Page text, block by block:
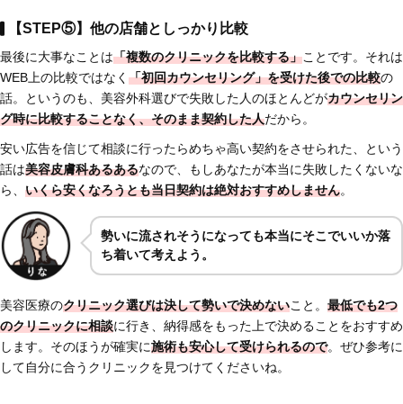
【STEP⑤】他の店舗としっかり比較
最後に大事なことは「複数のクリニックを比較する」ことです。それは
WEB上の比較ではなく 「初回カウンセリング」を受けた後での比較の
話。というのも、美容外科選びで失敗した人のほとんどがカウンセリン
グ時に比較することなく、そのまま契約した人だから。
安い広告を信じて相談に行ったらめちゃ高い契約をさせられた、という
話は美容皮膚科あるあるなので、もしあなたが本当に失敗したくないな
ら、 いくら安くなろうとも当日契約は絶対おすすめしません。
勢いに流されそうになっても本当にそこでいいか落
ち着いて考えよう。
美容医療のクリニック選びは決して勢いで決めないこと。 最低でも2つ
のクリニックに相談に行き、納得感をもった上で決めることをおすすめ
します。そのほうが確実に施術も安心して受けられるので。ぜひ参考に
して自分に合うクリニックを見つけてくださいね。